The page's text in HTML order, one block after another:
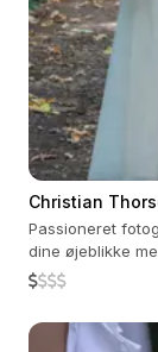
Christian
Passioneret
dine øjeblikke